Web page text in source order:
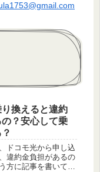
り換えると違約
？安心して乗
ドコモ光から申し込
違約金負担があるの
方に記事を書いてい